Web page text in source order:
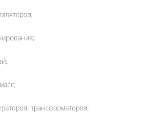
трансформаторов;